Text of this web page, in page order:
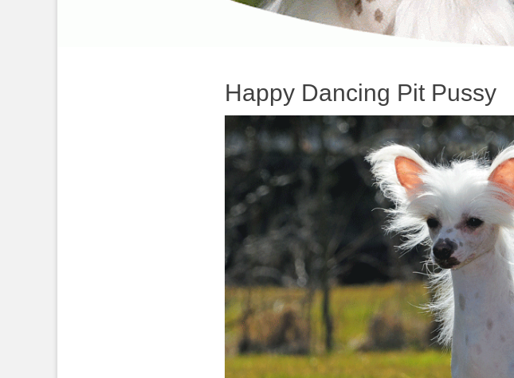
Happy Dancing Pit Pussy